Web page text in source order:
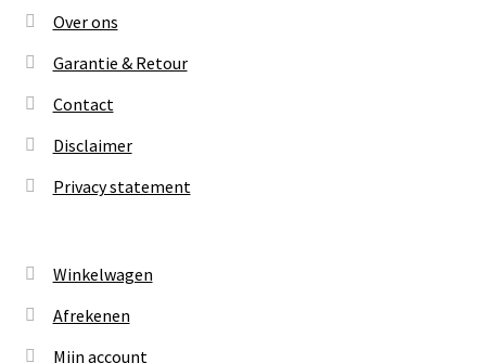
Over ons
Garantie & Retour
Contact
Disclaimer
Privacy statement
Winkelwagen
Afrekenen
Mijn account